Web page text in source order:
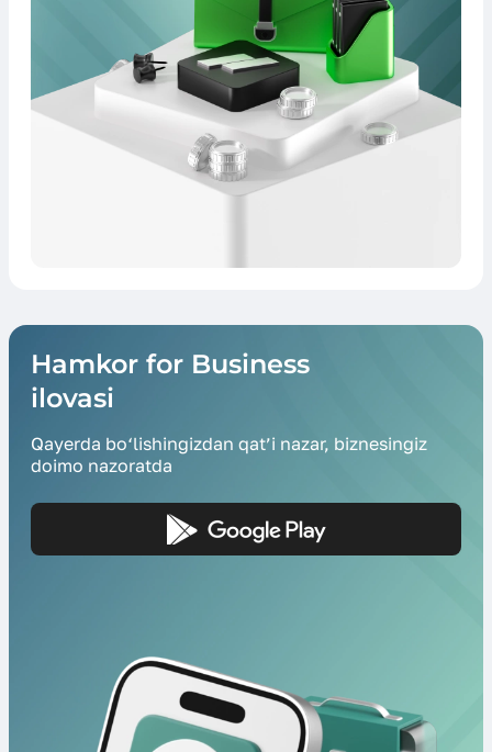
Hamkor for Business
ilovasi
Qayerda bo‘lishingizdan qat’i nazar, biznesingiz
doimo nazoratda